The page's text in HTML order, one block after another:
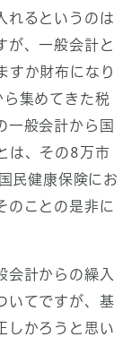
れるというのは
が、一般会計と
すか財布になり
集めてきた税
一般会計から国
は、その8万市
民健康保険にお
のことの是非に
会計からの繰入
いてですが、基
しかろうと思い